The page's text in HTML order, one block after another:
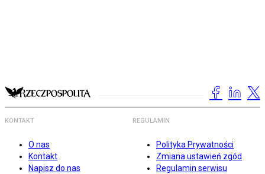
KONTAKT
O nas
Kontakt
Napisz do nas
REGULAMIN
Polityka Prywatności
Zmiana ustawień zgód
Regulamin serwisu